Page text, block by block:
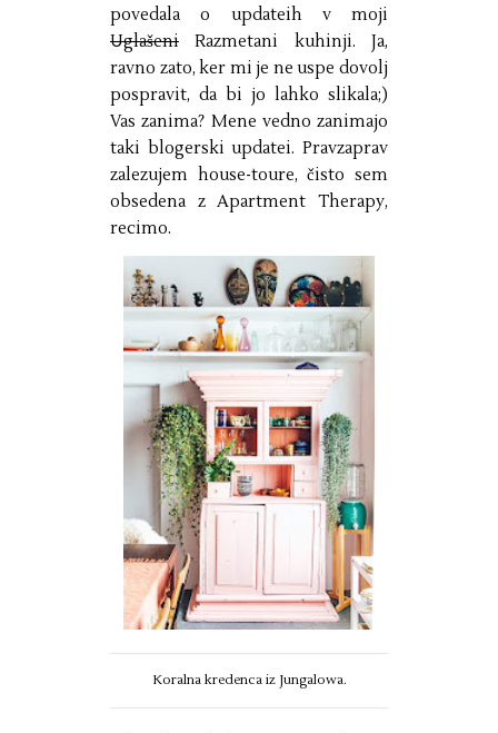
povedala o updateih v moji
Uglašeni Razmetani kuhinji. Ja,
ravno zato, ker mi je ne uspe dovolj
pospravit, da bi jo lahko slikala;)
Vas zanima? Mene vedno zanimajo
taki blogerski updatei. Pravzaprav
zalezujem house-toure, čisto sem
obsedena z Apartment Therapy,
recimo.
Koralna kredenca iz Jungalowa.